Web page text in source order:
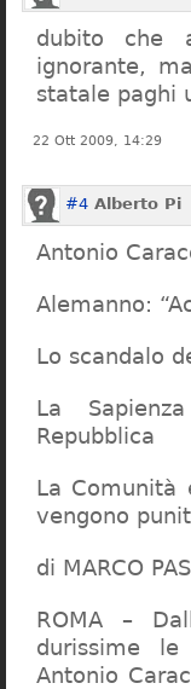
dubito che
ignorante,
statale paghi
22 Ott 2009, 14:29
#4 Alberto Pi
Antonio
Alemanno:
Lo scandalo
La
Repubblica
La Comunità
vengono
di MARCO
ROMA –
durissime
Antonio